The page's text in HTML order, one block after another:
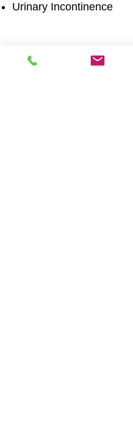
Urinary Incontinence
सोमवार: सुबह 9 बजे से शाम 5:00